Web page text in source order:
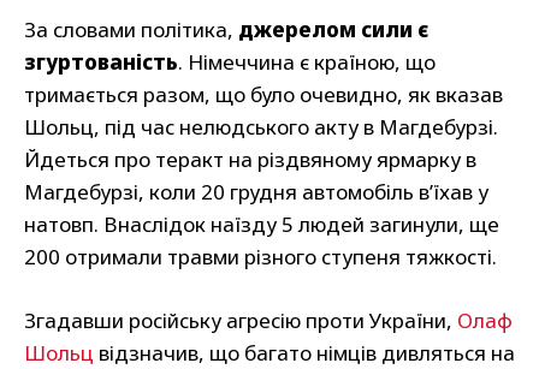
За словами політика, джерелом сили є
згуртованість. Німеччина є країною, що
тримається разом, що було очевидно, як вказав
Шольц, під час нелюдського акту в Магдебурзі.
Йдеться про теракт на різдвяному ярмарку в
Магдебурзі, коли 20 грудня автомобіль в’їхав у
натовп. Внаслідок наїзду 5 людей загинули, ще
200 отримали травми різного ступеня тяжкості.
Згадавши російську агресію проти України, Олаф
Шольц відзначив, що багато німців дивляться на